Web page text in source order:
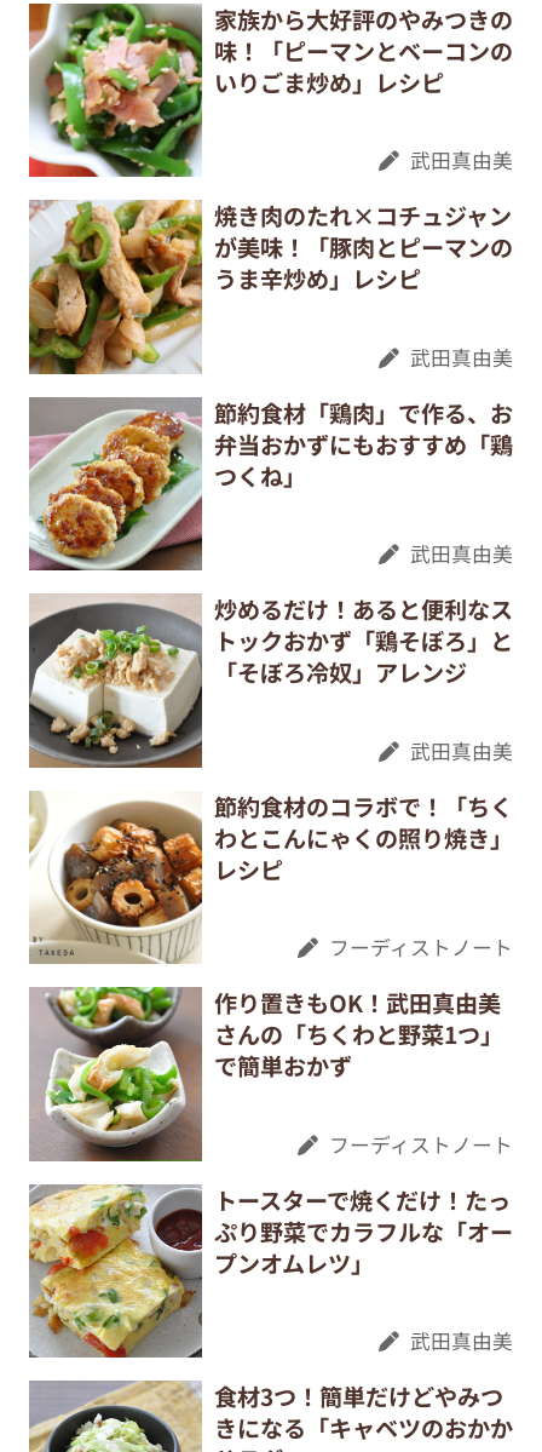
家族から大好評のやみつきの
味！「ピーマンとベーコンの
いりごま炒め」レシピ
武田真由美
焼き肉のたれ×コチュジャン
が美味！「豚肉とピーマンの
うま辛炒め」レシピ
武田真由美
節約食材「鶏肉」で作る、お
弁当おかずにもおすすめ「鶏
つくね」
武田真由美
炒めるだけ！あると便利なス
トックおかず「鶏そぼろ」と
「そぼろ冷奴」アレンジ
武田真由美
節約食材のコラボで！「ちく
わとこんにゃくの照り焼き」
レシピ
フーディストノート
作り置きもOK！武田真由美
さんの「ちくわと野菜1つ」
で簡単おかず
フーディストノート
トースターで焼くだけ！たっ
ぷり野菜でカラフルな「オー
プンオムレツ」
武田真由美
食材3つ！簡単だけどやみつ
きになる「キャベツのおかか